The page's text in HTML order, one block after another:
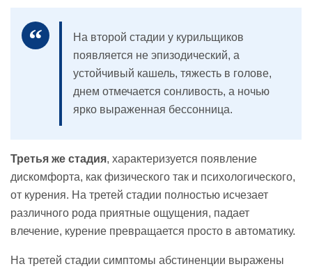
На второй стадии у курильщиков
появляется не эпизодический, а
устойчивый кашель, тяжесть в голове,
днем отмечается сонливость, а ночью
ярко выраженная бессонница.
Третья же стадия, характеризуется появление
дискомфорта, как физического так и психологического,
от курения. На третей стадии полностью исчезает
различного рода приятные ощущения, падает
влечение, курение превращается просто в автоматику.
На третей стадии симптомы абстиненции выражены